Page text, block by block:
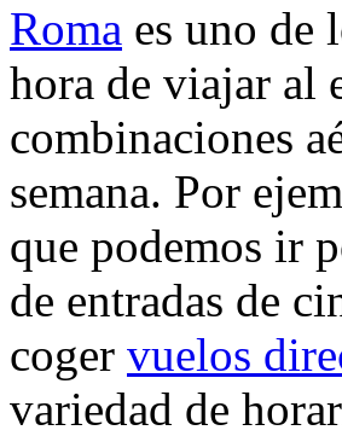
Roma es uno de
hora de viajar al
combinaciones
semana. Por
que podemos ir
de entradas de
coger vuelos
variedad de